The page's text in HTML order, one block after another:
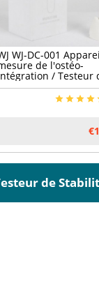
WJ-DC-001
de l'ostéo-
/ Testeur
D'implant
de